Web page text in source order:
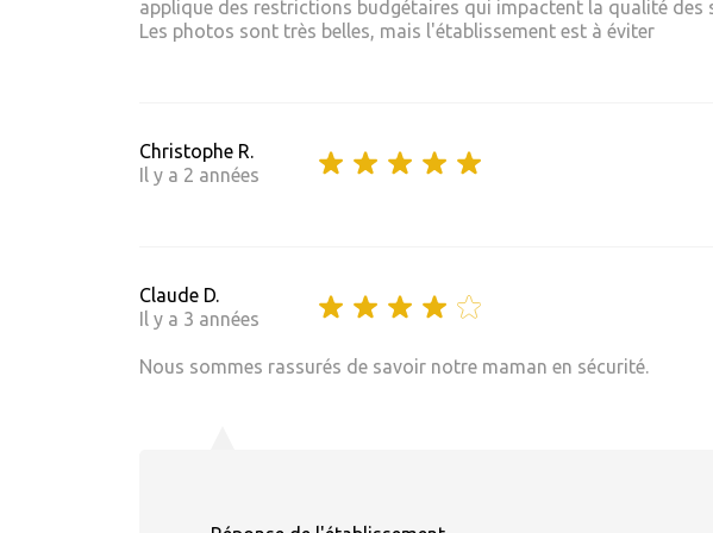
applique des restrictions budgétaires qui impactent la qualité
Les photos sont très belles, mais l'établissement est à éviter
Christophe R.
Il y a 2 années
Claude D.
Il y a 3 années
Nous sommes rassurés de savoir notre maman en sécurité.